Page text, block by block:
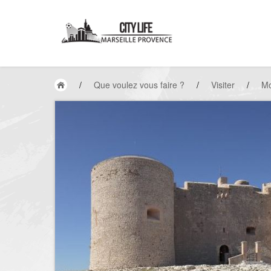
/ Que voulez vous faire ? / Visiter /